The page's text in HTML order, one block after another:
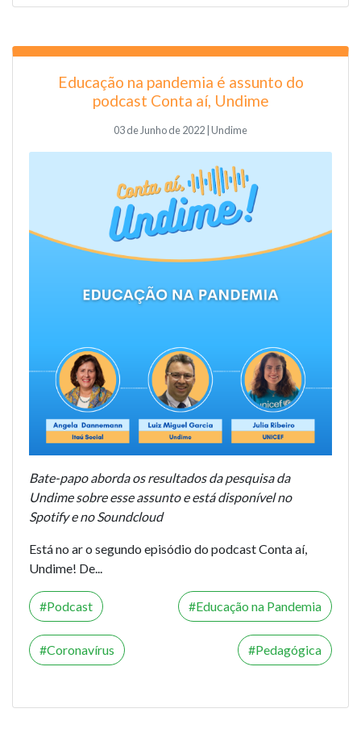
Educação na pandemia é assunto do
podcast Conta aí, Undime
03 de Junho de 2022 | Undime
Bate-papo aborda os resultados da pesquisa da
Undime sobre esse assunto e está disponível no
Spotify e no Soundcloud
Está no ar o segundo episódio do podcast Conta aí,
Undime! De...
Podcast Educação na Pandemia
Coronavírus Pedagógica